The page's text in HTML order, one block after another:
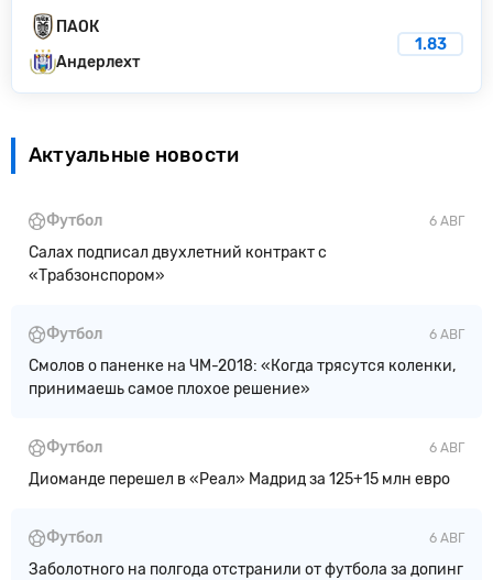
ПАОК
Андерлехт
1.83
Актуальные новости
6 АВГ
Футбол
Салах подписал двухлетний контракт с
«Трабзонспором»
6 АВГ
Футбол
Смолов о паненке на ЧМ-2018: «Когда трясутся коленки,
принимаешь самое плохое решение»
6 АВГ
Футбол
Диоманде перешел в «Реал» Мадрид за 125+15 млн евро
6 АВГ
Футбол
Заболотного на полгода отстранили от футбола за допинг